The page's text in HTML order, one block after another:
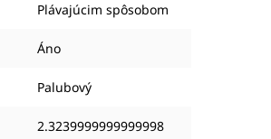
Plávajúcim spôsobom
Áno
Palubový
2.3239999999999998